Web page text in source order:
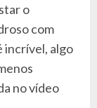
o
com
incrível, algo
no vídeo